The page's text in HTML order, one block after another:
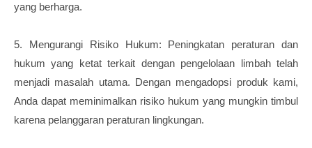
yang berharga.
5. Mengurangi Risiko Hukum: Peningkatan peraturan dan
hukum yang ketat terkait dengan pengelolaan limbah telah
menjadi masalah utama. Dengan mengadopsi produk kami,
Anda dapat meminimalkan risiko hukum yang mungkin timbul
karena pelanggaran peraturan lingkungan.